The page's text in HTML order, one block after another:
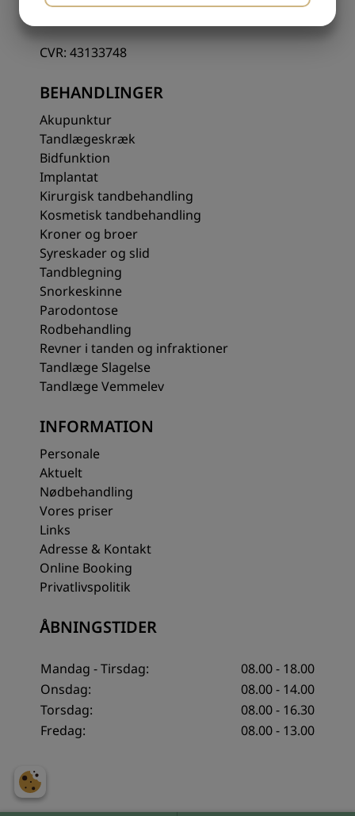
CVR: 43133748
BEHANDLINGER
Akupunktur
Tandlægeskræk
Bidfunktion
Implantat
Kirurgisk tandbehandling
Kosmetisk tandbehandling
Kroner og broer
Syreskader og slid
Tandblegning
Snorkeskinne
Parodontose
Rodbehandling
Revner i tanden og infraktioner
Tandlæge Slagelse
Tandlæge Vemmelev
INFORMATION
Personale
Aktuelt
Nødbehandling
Vores priser
Links
Adresse & Kontakt
Online Booking
Privatlivspolitik
ÅBNINGSTIDER
Mandag - Tirsdag:
08.00 - 18.00
Onsdag:
08.00 - 14.00
Torsdag:
08.00 - 16.30
Fredag:
08.00 - 13.00